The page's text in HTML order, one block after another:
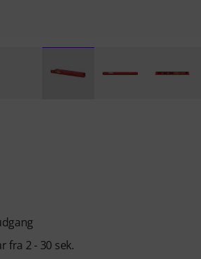
fra 2 - 30 sek.